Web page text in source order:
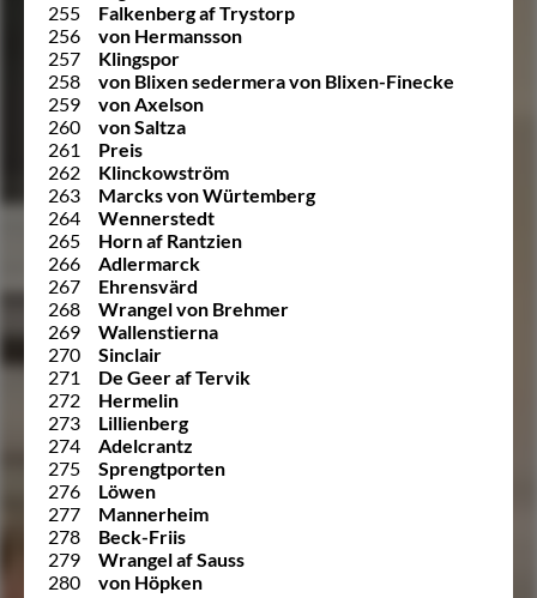
255
Falkenberg af Trystorp
256
von Hermansson
257
Klingspor
258
von Blixen sedermera von Blixen-Finecke
259
von Axelson
260
von Saltza
261
Preis
262
Klinckowström
263
Marcks von Würtemberg
264
Wennerstedt
265
Horn af Rantzien
266
Adlermarck
267
Ehrensvärd
268
Wrangel von Brehmer
269
Wallenstierna
270
Sinclair
271
De Geer af Tervik
272
Hermelin
273
Lillienberg
274
Adelcrantz
275
Sprengtporten
276
Löwen
277
Mannerheim
278
Beck-Friis
279
Wrangel af Sauss
280
von Höpken